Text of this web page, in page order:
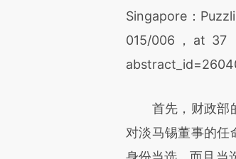
Singapore：
015/006，at 37
首先，财政部的
对淡马锡董事的任